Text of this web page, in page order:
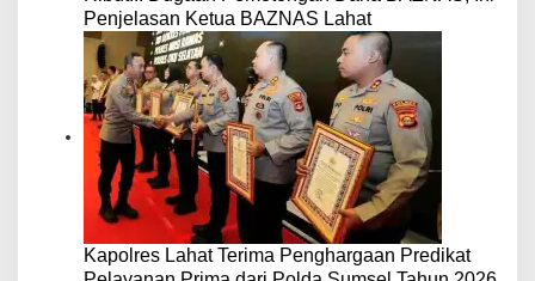
Penjelasan Ketua BAZNAS Lahat
Kapolres Lahat Terima Penghargaan Predikat